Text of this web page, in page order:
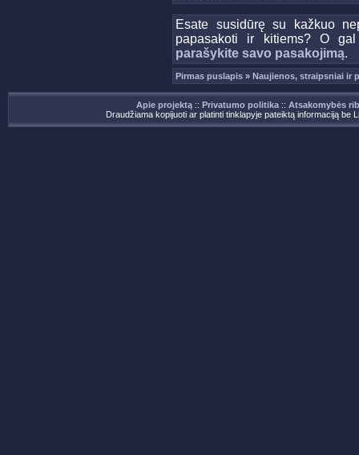
Esate susidūrę su kažkuo
papasakoti ir kitiems? O
parašykite savo pasakojimą.
Pirmas puslapis » Naujienos, straipsniai ir
Apie projektą :: Privatumo politika :: Atsakomybės
Draudžiama kopijuoti ar platinti tinklapyje pateiktą informaciją be